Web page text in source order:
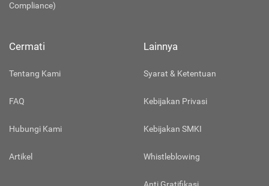
Compliance)
Cermati
Tentang Kami
FAQ
Hubungi Kami
Artikel
Lainnya
Syarat & Ketentuan
Kebijakan Privasi
Kebijakan SMKI
Whistleblowing